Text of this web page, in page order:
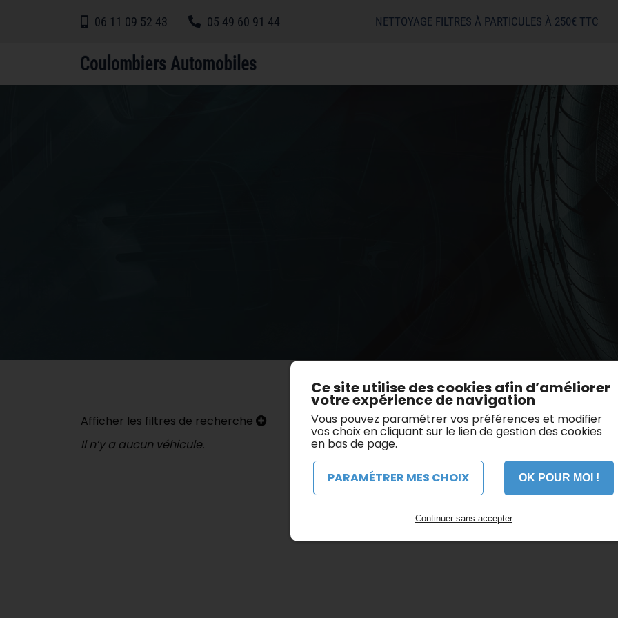
06 11 09 52 43 05 49 60 91 44 NETTOYAGE FILTRES À PARTICULES À 250€ TTC
C5 Tourer
Afficher les filtres de recherche
Il n’y a aucun véhicule.
Ce site utilise des cookies afin d’améliorer
votre expérience de navigation
Vous pouvez paramétrer vos préférences et modifier
vos choix en cliquant sur le lien de gestion des cookies
en bas de page.
PARAMÉTRER MES CHOIX OK POUR MOI !
Continuer sans accepter